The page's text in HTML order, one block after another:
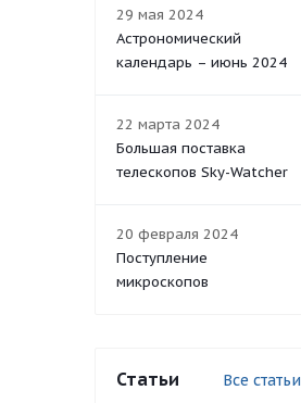
29 мая 2024
Астрономический
календарь – июнь 2024
22 марта 2024
Большая поставка
телескопов Sky-Watcher
20 февраля 2024
Поступление
микроскопов
Статьи Все статьи